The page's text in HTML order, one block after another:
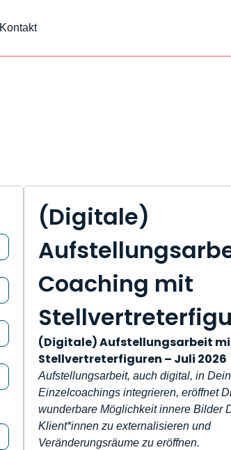
Kontakt
(Digitale)
Coaching mit
(Digitale) Aufstellungsarbeit
Stellvertreterfiguren – Juli 2026
Aufstellungsarbeit, auch digital, in
Einzelcoachings integrieren, eröffnet
wunderbare Möglichkeit innere Bilder
Klient*innen zu externalisieren und
Veränderungsräume zu eröffnen.